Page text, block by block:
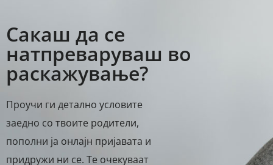
Сакаш да се
натпреваруваш во
раскажување?
Проучи ги детално условите
заедно со твоите родители,
пополни ја онлајн пријавата и
придружи ни се. Те очекуваат